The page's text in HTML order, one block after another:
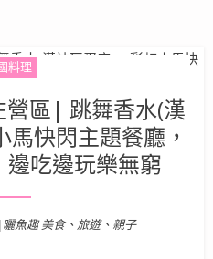
料理
營區| 跳舞香水(漢
馬快閃主題餐廳，
吃邊玩樂無窮
Posted on
魚趣 美食、旅遊、親子